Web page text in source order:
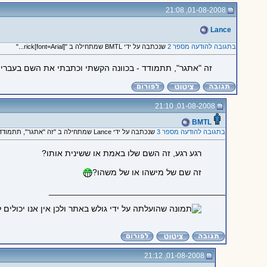
01-08-2008, 21:08
Lance
בתגובה להודעה מספר 2 שנכתבה על ידי BMTL שמתחילה ב "[font=Arial]rick..."
זה "אתגר", תתמודד - בכוונה הקשתי וכתבתי את השם
01-08-2008, 21:10
BMTL
בתגובה להודעה מספר 3 שנכתבה על ידי Lance שמתחילה ב "זה "אתגר", תתמודד - בכוונה..."
רגע רגע, זה השם שלו באמת או ששינית אותו?
זה שם של מישהו או של משהו?
01-08-2008, 21:12